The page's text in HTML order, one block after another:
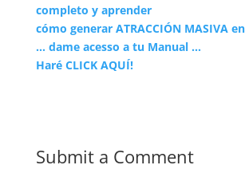
completo y aprender
cómo generar ATRACCIÓN MASIVA
… dame acesso a tu Manual …
Haré CLICK AQUÍ!
Submit a Comment